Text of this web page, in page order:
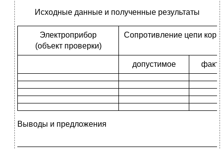
Исходные данные и полученные результаты
Электроприбор
(объект проверки)
Сопротивление цепи
допустимое
Выводы и предложения